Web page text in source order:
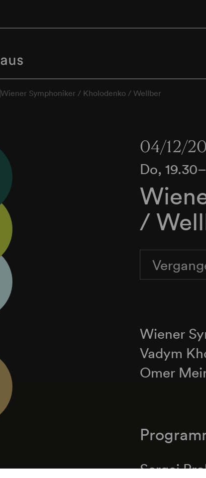
Wiener Symphoniker / Kholodenko / Wellber
04/12/
Do,
/
Wiener
Vadym
Omer
Sergej